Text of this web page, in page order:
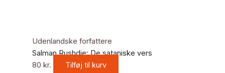
Udenlandske forfattere
Salman Rushdie: De sataniske vers
80 kr. Tilføj til kurv